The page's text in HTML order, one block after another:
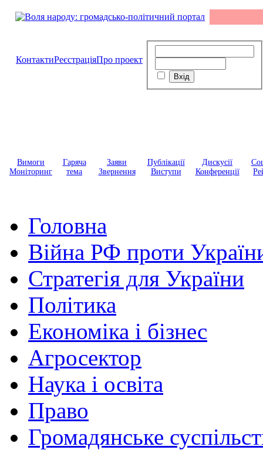
КонтактиРеєстраціяПро проект
Вимоги
Моніторинг
Гаряча
тема
Заяви
Звернення
Публікації
Виступи
Дискусії
Конференції
Головна
Війна РФ проти
Стратегія для України
Політика
Економіка і бізнес
Агросектор
Наука і освіта
Право
Громадянське